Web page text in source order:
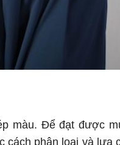
màu. Để đạt được
cách phân loại và lựa